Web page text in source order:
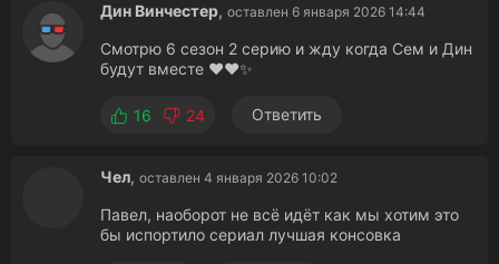
Дин Винчестер, оставлен 6 января 2026 14:44
Смотрю 6 сезон 2 серию и жду когда Сем и Дин
будут вместе ❤️❤️✨
16 24 Ответить
Чел, оставлен 4 января 2026 10:02
Павел, наоборот не всё идёт как мы хотим это
бы испортило сериал лучшая консовка